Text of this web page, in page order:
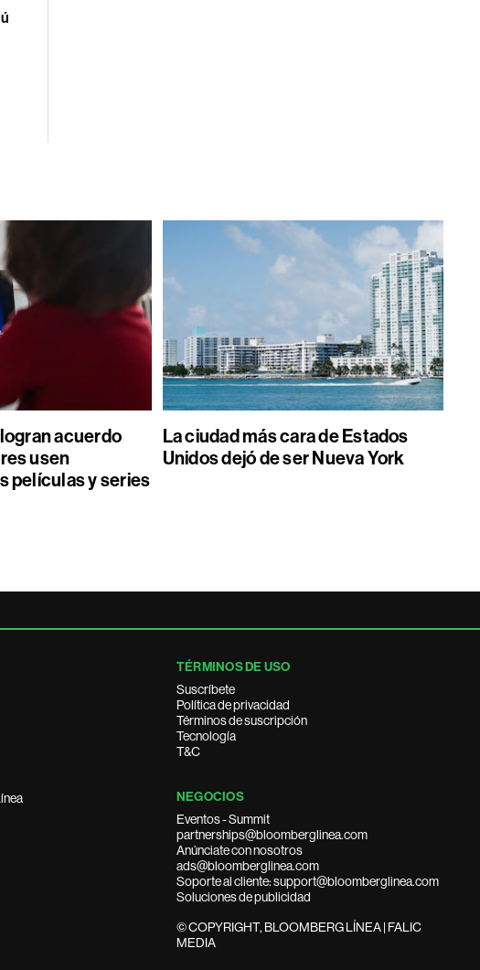
acuerdo
usen
películas y series
La ciudad más cara de Estados
Unidos dejó de ser Nueva York
TÉRMINOS DE USO
Suscríbete
Política de privacidad
Términos de suscripción
Tecnología
T&C
NEGOCIOS
Eventos - Summit
partnerships@bloomberglinea.com
Anúnciate con nosotros
ads@bloomberglinea.com
Soporte al cliente: support@bloomberglinea.com
Soluciones de publicidad
© COPYRIGHT, BLOOMBERG LÍNEA | FALIC
MEDIA